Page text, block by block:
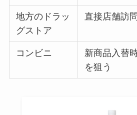
地方のドラッ
グストア
直接店舗訪問
コンビニ
新商品入替
を狙う